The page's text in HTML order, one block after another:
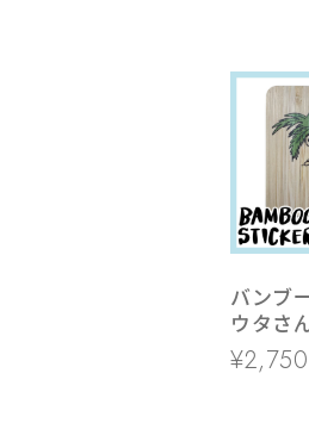
バンブ
ウタさ
ルドイ
ー
¥2,750